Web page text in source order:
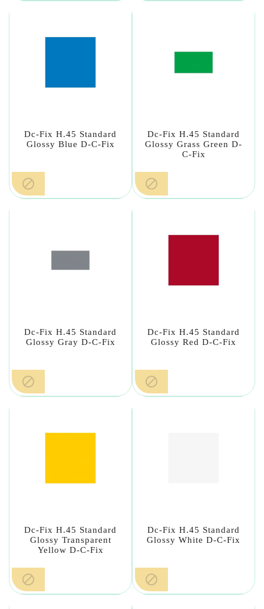
Dc-Fix H.45 Standard
Glossy Blue D-C-Fix

Dc-Fix H.45 Standard
Glossy Grass Green D-
C-Fix

Dc-Fix H.45 Standard
Glossy Gray D-C-Fix

Dc-Fix H.45 Standard
Glossy Red D-C-Fix

Dc-Fix H.45 Standard
Glossy Transparent
Yellow D-C-Fix

Dc-Fix H.45 Standard
Glossy White D-C-Fix
